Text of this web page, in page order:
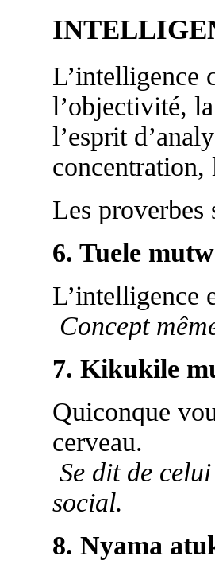
L’intelligence
l’objectivité,
l’esprit
concentration,
Les proverbes
6. Tuele
L’intelligence
Concept
7. Kikukile
Quiconque
cerveau.
Se dit de
social.
8. Nyama